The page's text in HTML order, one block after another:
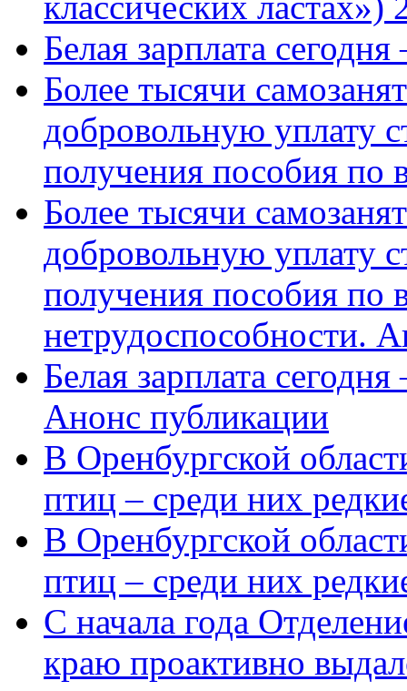
Белая зарплата
Более тысячи
добровольную уплату
получения пособия по
Более тысячи
добровольную уплату
получения пособия по
нетрудоспособности.
Белая зарплата
Анонс публикации
В Оренбургской
птиц – среди них
В Оренбургской
птиц – среди них
С начала года
краю проактивно